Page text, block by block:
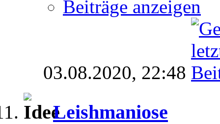
Beiträge anzeigen
03.08.2020, 22:48
Leishmaniose